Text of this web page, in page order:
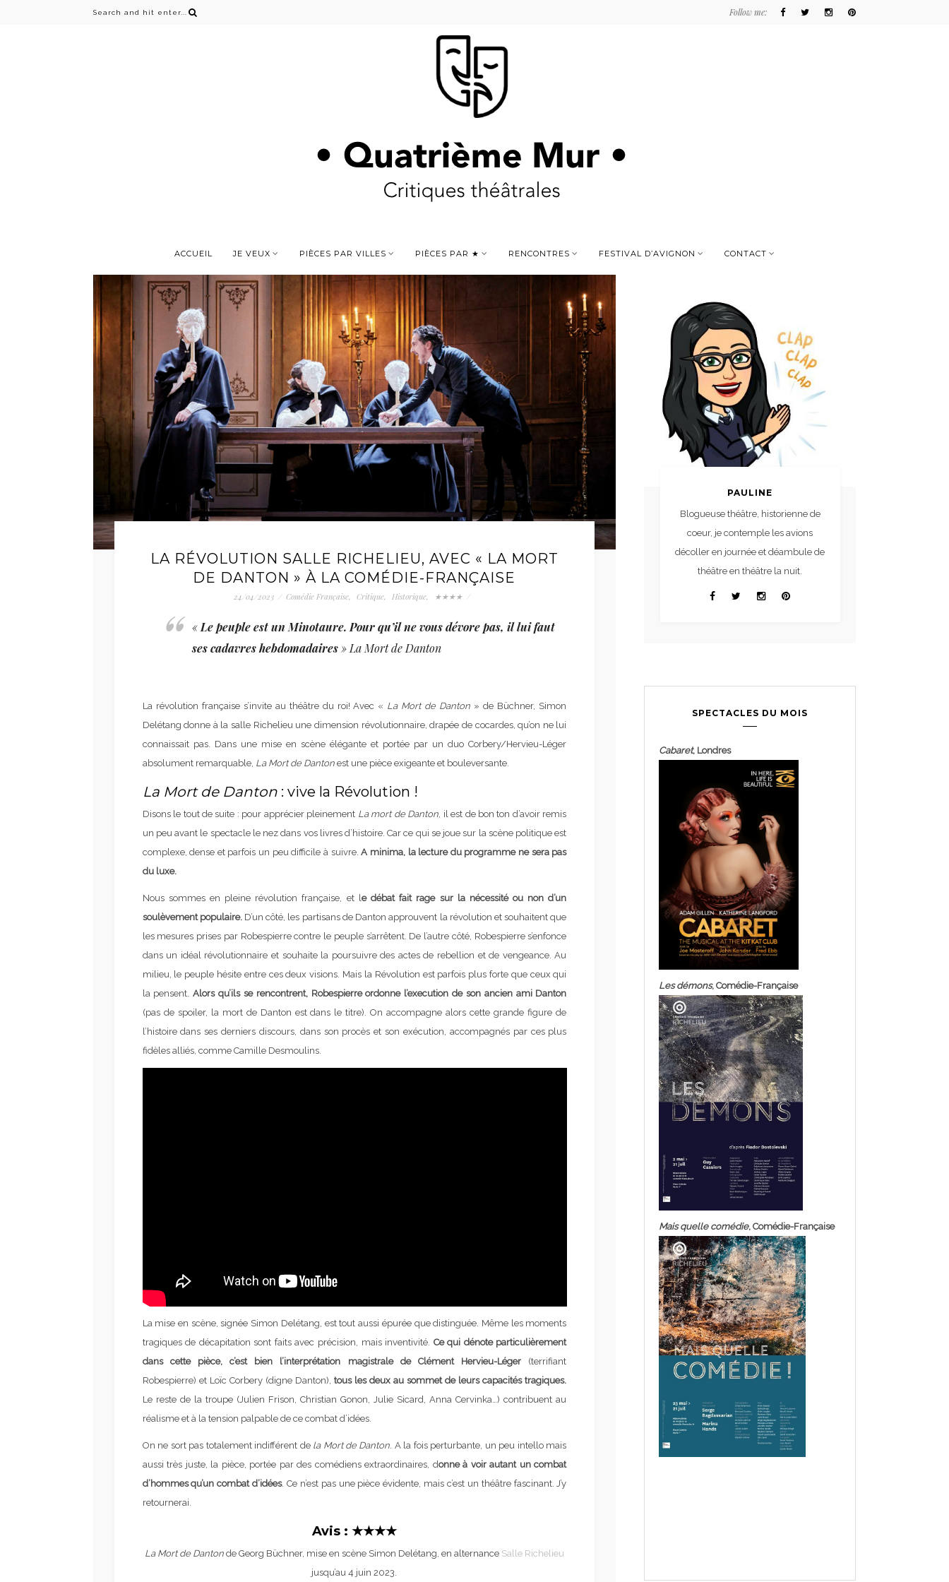
Follow me:
ACCUEIL JE VEUX PIÈCES PAR VILLES PIÈCES PAR ★ RENCONTRES FESTIVAL D’AVIGNON CONTACT
LA RÉVOLUTION SALLE RICHELIEU, AVEC « LA MORT
DE DANTON » À LA COMÉDIE-FRANÇAISE
24/04/2023 / Comédie Française Critique Historique ★★★★ /
« Le peuple est un Minotaure. Pour qu’il ne vous dévore pas, il lui faut
ses cadavres hebdomadaires» La Mort de Danton
La révolution française s’invite au théâtre du roi! Avec « La Mort de Danton » de Büchner, Simon
Delétang donne à la salle Richelieu une dimension révolutionnaire, drapée de cocardes, qu’on ne lui
connaissait pas. Dans une mise en scène élégante et portée par un duo Corbery/Hervieu-Léger
absolument remarquable, La Mort de Dantonest une pièce exigeante et bouleversante.
La Mort de Danton: vive la Révolution !
Disons le tout de suite : pour apprécier pleinement La mort de Danton , il est de bon ton d’avoir remis
un peu avant le spectacle le nez dans vos livres d’histoire. Car ce qui se joue sur la scène politique est
complexe, dense et parfois un peu difficile à suivre.A minima, la lecture du programme ne sera pas
du luxe.
Nous sommes en pleine révolution française, et le débat fait rage sur la nécessité ou non d’un
soulèvement populaire.D’un côté, les partisans de Danton approuvent la révolution et souhaitent que
les mesures prises par Robespierre contre le peuple s’arrêtent. De l’autre côté, Robespierre s’enfonce
dans un idéal révolutionnaire et souhaite la poursuivre des actes de rebellion et de vengeance. Au
milieu, le peuple hésite entre ces deux visions. Mais la Révolution est parfois plus forte que ceux qui
la pensent.Alors qu’ils se rencontrent, Robespierre ordonne l’execution de son ancien ami Danton
(pas de spoiler, la mort de Danton est dans le titre). On accompagne alors cette grande figure de
l’histoire dans ses derniers discours, dans son procès et son exécution, accompagnés par ces plus
fidèles alliés, comme Camille Desmoulins.
La mise en scène, signée Simon Delétang, est tout aussi épurée que distinguée. Même les moments
tragiques de décapitation sont faits avec précision, mais inventivité. Ce qui dénote particulièrement
dans cette pièce, c’est bien l’interprétation magistrale de Clément Hervieu-Léger (terrifiant
Robespierre) et Loïc Corbery (digne Danton), tous les deux au sommet de leurs capacités tragiques.
Le reste de la troupe (Julien Frison, Christian Gonon, Julie Sicard, Anna Cervinka…) contribuent au
réalisme et à la tension palpable de ce combat d’idées.
On ne sort pas totalement indifférent de la Mort de Danton. A la fois perturbante, un peu intello mais
aussi très juste, la pièce, portée par des comédiens extraordinaires, donne à voir autant un combat
d’hommes qu’un combat d’idées. Ce n’est pas une pièce évidente, mais c’est un théâtre fascinant. J’y
retournerai.
Avis : ★★★★
La Mort de Dantonde Georg Büchner, mise en scène Simon Delétang, en alternanceSalle Richelieu
jusqu’au 4 juin 2023.
PAULINE
Blogueuse théâtre, historienne de
coeur, je contemple les avions
décoller en journée et déambule de
théâtre en théâtre la nuit.
SPECTACLES DU MOIS
Cabaret, Londres
Les démons, Comédie-Française
Mais quelle comédie, Comédie-Française